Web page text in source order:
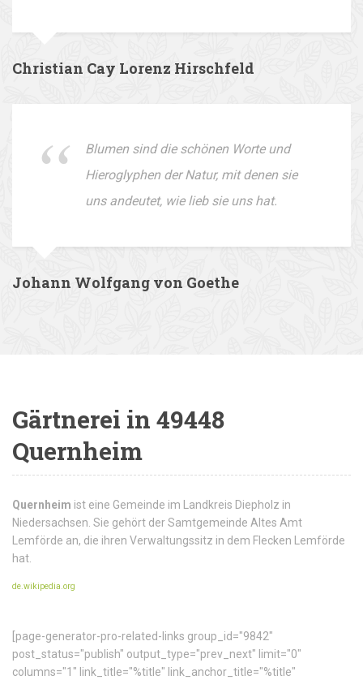
Christian Cay Lorenz Hirschfeld
Blumen sind die schönen Worte und
Hieroglyphen der Natur, mit denen sie
uns andeutet, wie lieb sie uns hat.
Johann Wolfgang von Goethe
Gärtnerei in 49448
Quernheim
Quernheim ist eine Gemeinde im Landkreis Diepholz in
Niedersachsen. Sie gehört der Samtgemeinde Altes Amt
Lemförde an, die ihren Verwaltungssitz in dem Flecken Lemförde
hat.
de.wikipedia.org
[page-generator-pro-related-links group_id="9842"
post_status="publish" output_type="prev_next" limit="0"
columns="1" link_title="%title" link_anchor_title="%title"